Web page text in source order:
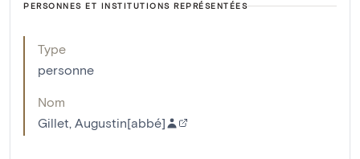
PERSONNES ET INSTITUTIONS REPRÉSENTÉES
Type
personne
Nom
Gillet, Augustin[abbé]